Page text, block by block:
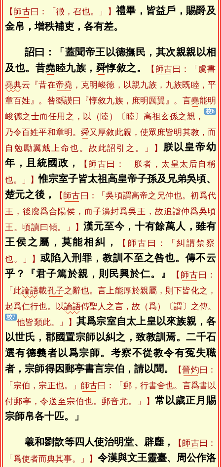
【 師古曰：「徵，召也。」】禮畢，皆益戶，賜爵及
金帛，增秩補吏，各有差。
詔曰：「蓋聞帝王以德撫民，其次親親以相
及也。昔堯睦九族， 舜惇敘之。 【 師古曰：「虞書
堯典云『昔在帝堯 ，克明峻德，以親九族，九族既睦，平
章百姓』。咎繇謨曰『惇敘九族，庶明厲翼』。言堯能明
峻德之士而任用之，以（陸）〔睦〕高祖玄孫之親，
乃令百姓平和章明。舜又厚敘此親，使眾庶皆明其教，而
自勉勵翼戴上命也。故此詔引之。」】
朕以皇帝幼
年，且統國政，
【 師古曰：「朕者，太皇太后自稱
也。」】惟宗室子皆太祖高皇帝子孫及兄弟吳頃、
楚元之後，
【 師古曰：「吳頃謂高帝之兄仲也。初爲代
王，後廢爲合陽侯，而子濞封爲吳王，故追諡仲爲吳頃
王。頃讀曰傾。」】漢元至今，十有餘萬人，雖有
王侯之屬，莫能相糾，
【 師古 曰：「糾謂禁察
也。」】 或陷入刑罪，教訓不至之咎也。傳不云
乎？『君子篤於親，則民興於仁。』
【 師古曰：
「此論語載孔子之辭也。言上能厚於親屬，則下皆化之，
起爲仁行也。以論語傳聖人之言，故（爲）〔謂〕之傳。
他皆類此。」】 其爲宗室自太上皇以來族親，各
以世氏，郡國置宗師以糾之，致教訓焉。二千石
選有德義者以爲宗師。考察不從教令有冤失職
者，宗師得因郵亭書言宗伯，請以聞。
【晉灼曰：
「宗伯，宗正也。」 師古曰：「郵，行書舍也。言爲書以
付郵亭，令送至宗伯也。郵音尤。」】 常以歲正月賜
宗師帛各十匹。」
羲和劉歆等四人使治明堂、辟廱， 【 師古曰：
「爲使者而典其事。」】 令漢與文王靈臺、周公作洛